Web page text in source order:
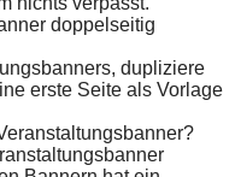
doppelseitig
dupliziere
erste Seite als Vorlage